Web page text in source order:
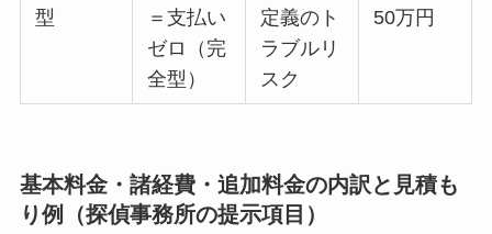
型
＝支払い
ゼロ（完
全型）
定義のト
ラブルリ
スク
50万円
基本料金・諸経費・追加料金の内訳と見積も
り例（探偵事務所の提示項目）